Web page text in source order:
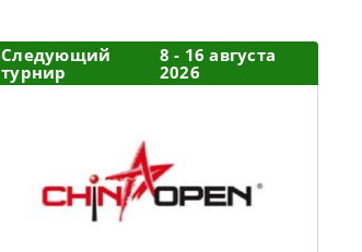
Следующий
турнир
8 - 16 августа
2026